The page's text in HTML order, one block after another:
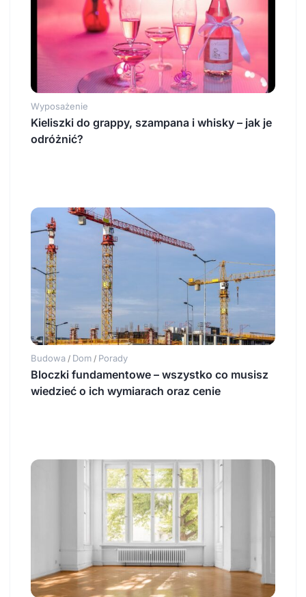
Wyposażenie
Kieliszki do grappy, szampana i whisky – jak je
odróżnić?
Budowa / Dom / Porady
Bloczki fundamentowe – wszystko co musisz
wiedzieć o ich wymiarach oraz cenie